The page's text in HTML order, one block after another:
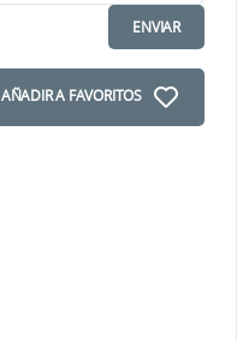
ENVIAR
AÑADIR A FAVORITOS